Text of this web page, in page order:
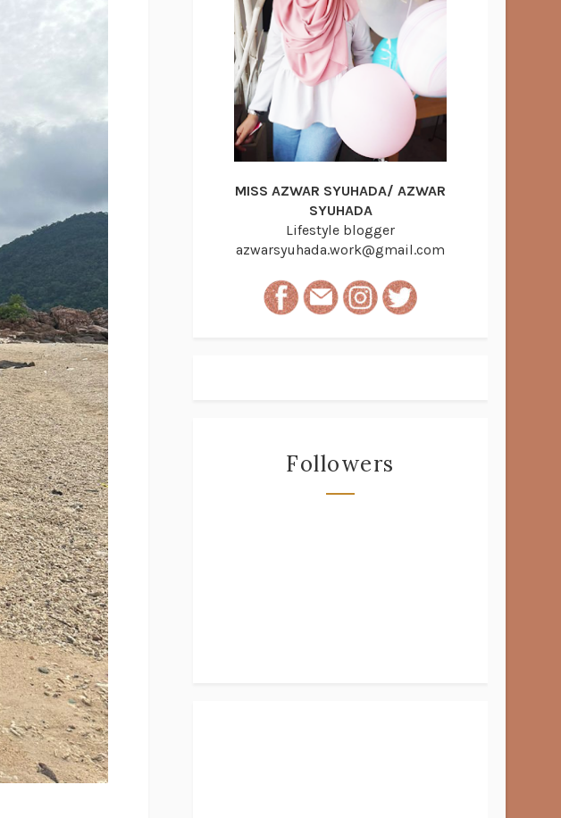
MISS AZWAR SYUHADA/ AZWAR
SYUHADA
Lifestyle blogger
azwarsyuhada.work@gmail.com
Followers